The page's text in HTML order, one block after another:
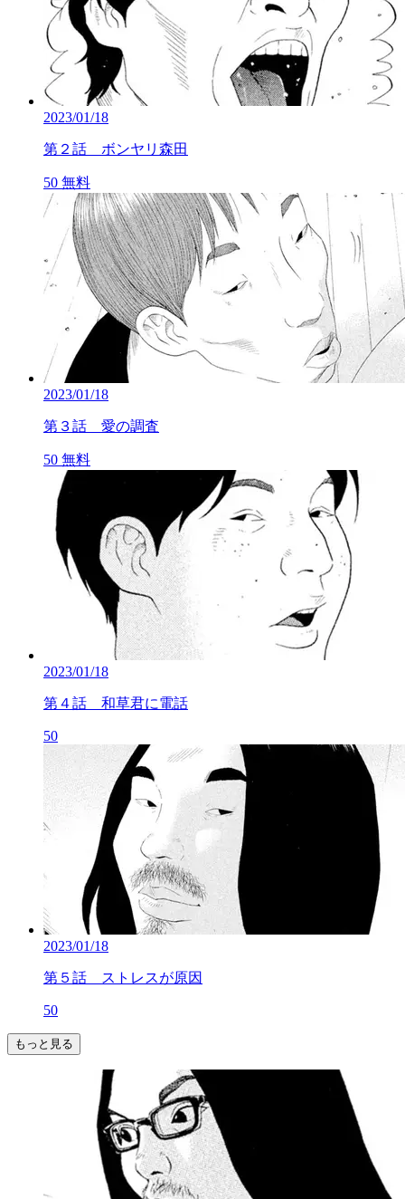
2023/01/18
第２話 ボンヤリ森田
50 無料
2023/01/18
第３話 愛の調査
50 無料
2023/01/18
第４話 和草君に電話
50
2023/01/18
第５話 ストレスが原因
50
もっと見る